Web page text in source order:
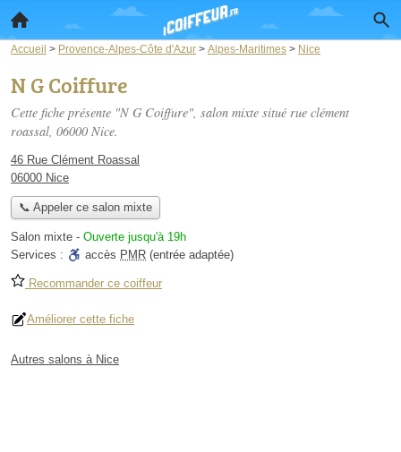
Accueil > Provence-Alpes-Côte d'Azur > Alpes-Maritimes > Nice
N G Coiffure
Cette fiche présente "N G Coiffure", salon mixte situé rue clément
roassal, 06000 Nice.
46 Rue Clément Roassal
06000 Nice
📞 Appeler ce salon mixte
Salon mixte - Ouverte jusqu'à 19h
Services :
accès PMR (entrée adaptée)
Recommander ce coiffeur
Améliorer cette fiche
Autres salons à Nice